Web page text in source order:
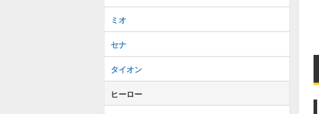
ミオ
セナ
タイオン
ヒーロー